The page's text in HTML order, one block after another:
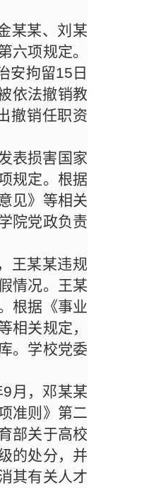
某某、刘某
六项规定。
安拘留15 日
依法撤销教
撤销任职资
表损害国家
规定。根据
见》等相关
院党政负责
王某某违规
情况。王某
根据《事业
相关规定，
。学校党委
9月，邓某某
准则》第二
部关于高校
的处分，并
其有关人才